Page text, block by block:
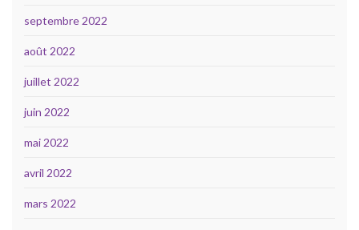
septembre 2022
août 2022
juillet 2022
juin 2022
mai 2022
avril 2022
mars 2022